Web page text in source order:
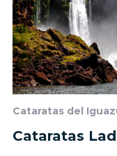
Cataratas del
Cataratas